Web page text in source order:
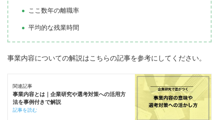
ここ数年の離職率
平均的な残業時間
事業内容についての解説はこちらの記事を参考にしてください。
関連記事
事業内容とは｜企業研究や選考対策への活用方
法を事例付きで解説
記事を読む